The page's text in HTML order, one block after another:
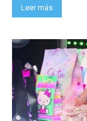
Leer más